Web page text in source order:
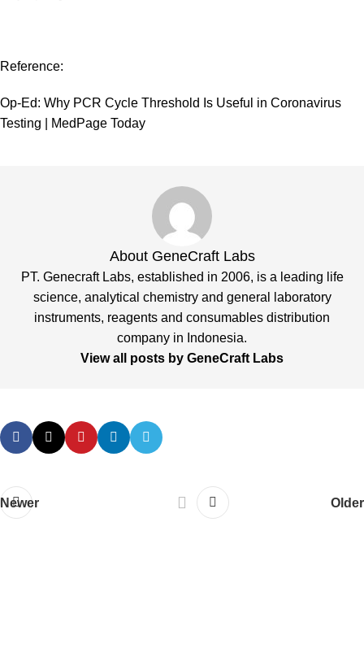
Reference:
Op-Ed: Why PCR Cycle Threshold Is Useful in Coronavirus
Testing | MedPage Today
About GeneCraft Labs
PT. Genecraft Labs, established in 2006, is a leading life
science, analytical chemistry and general laboratory
instruments, reagents and consumables distribution
company in Indonesia.
View all posts by GeneCraft Labs
Newer Older